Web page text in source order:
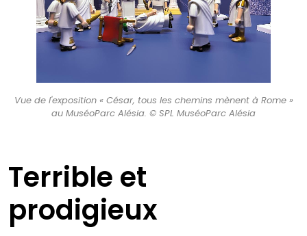
Vue de l'exposition « César, tous les chemins mènent à Rome »
au MuséoParc Alésia. © SPL MuséoParc Alésia
Terrible et
prodigieux